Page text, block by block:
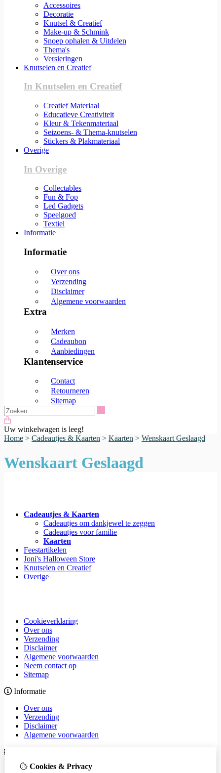
Accessoires
Decoratie
Knutsel & Creatief
Make-up & Schmink
Snoep ophalen & Uitdelen
Thema's
Versieringen
Knutselen en Creatief
In Knutselen en Creatief
Creatief Materiaal
Educatieve Creativiteit
Kleur & Tekenmateriaal
Seizoens- & Thema-knutselen
Stickers & Plakmateriaal
Overige
In Overige
Collectables
Fun & Fop
Led Gadgets
Speelgoed
Textiel
Informatie
Informatie
Over ons
Verzending
Disclaimer
Algemene voorwaarden
Extra
Merken
Cadeaubon
Aanbiedingen
Klantenservice
Contact
Retourneren
Sitemap
Uw winkelwagen is leeg!
Home > Cadeautjes & Kaarten > Kaarten > Wenskaart Geslaagd
Wenskaart Geslaagd
Cadeautjes & Kaarten
Cadeautjes om dankjewel te zeggen
Cadeautjes voor familie
Kaarten
Feestartikelen
Joni's Halloween Store
Knutselen en Creatief
Overige
Cookieverklaring
Over ons
Verzending
Disclaimer
Algemene voorwaarden
Neem contact op
Sitemap
Informatie
Over ons
Verzending
Disclaimer
Algemene voorwaarden
Merken
Cookies & Privacy